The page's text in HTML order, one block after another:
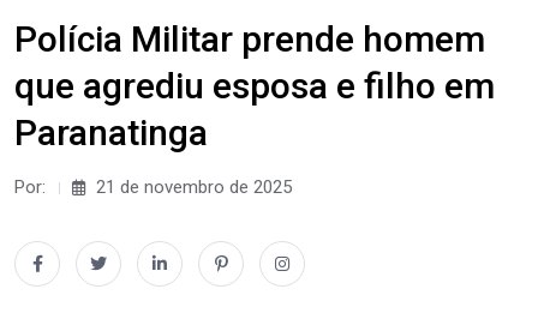
Polícia Militar prende homem
que agrediu esposa e filho em
Paranatinga
Por: 21 de novembro de 2025